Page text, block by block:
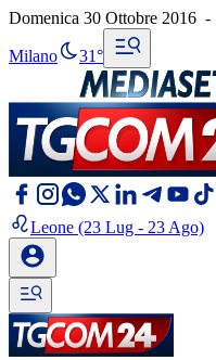
Domenica 30 Ottobre 2016 -
Milano 31°
Leone (23 Lug - 23 Ago)